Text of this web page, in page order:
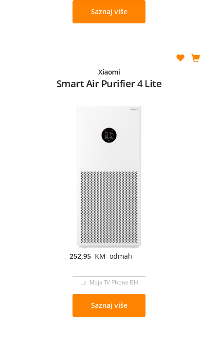
Saznaj više
Xiaomi
Smart Air Purifier 4 Lite
252,95 KM odmah
uz Moja TV Phone BH
Saznaj više